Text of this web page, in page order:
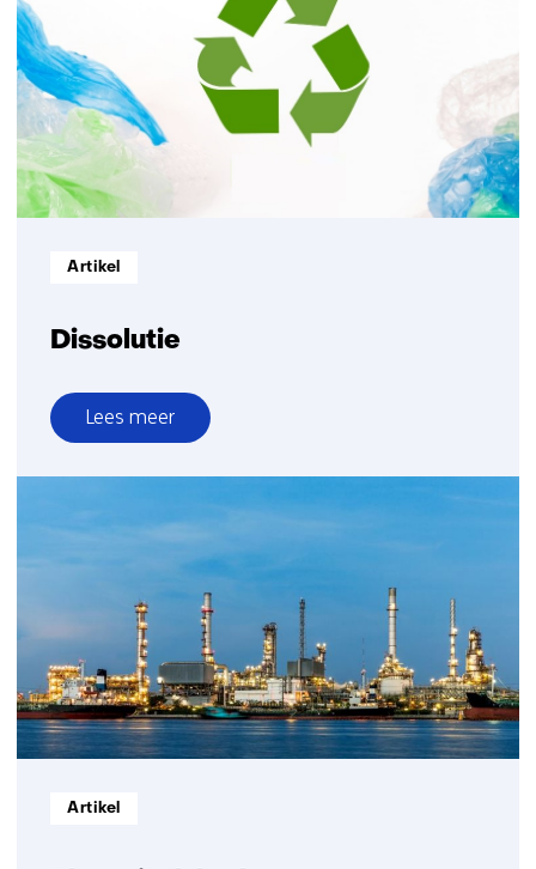
Dissolutie
Informatietype:
Artikel
Lees meer
over
Dissolutie
Informatietype:
Artikel